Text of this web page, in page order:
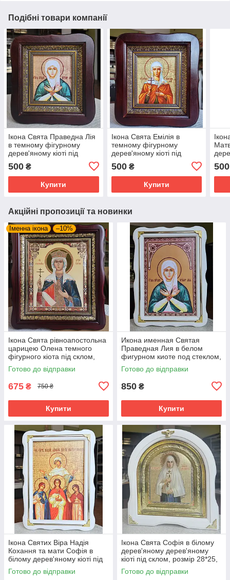
Подібні товари компанії
Ікона Свята Праведна Лія
в темному фігурному
дерев'яному кіоті під
склом, розмір кіота 20*18,
сюжет 10*12
500 ₴
Купити
Ікона Свята Емілія в
темному фігурному
дерев'яному кіоті під
склом, розмір кіота 20×18,
сюжет 10*12
500₴
Купити
500
Акційні пропозиції та новинки
Іменна ікона –10%
Ікона Свята рівноапостольна
царицею Олена темного
фігурного кіота під склом,
розмір кіота 32×28, сюже
20×24
Готово до відправки
675 ₴ 750 ₴
Купити
Икона именная Святая
Праведная Лия в белом
фигурном киоте под стеклом,
размер киота 27*37,сюжет
20*30
Готово до відправки
850 ₴
Купити
Ікона Святих Віра Надія
Кохання та мати Софія в
білому дерев'яному кіоті під
склом, розмір 37*27, сюжет
20*30
Готово до відправки
Ікона Свята Софія в білому
дерев'яному дерев'яному
кіоті під склом, розмір 28*25,
сюже 15*18
Готово до відправки